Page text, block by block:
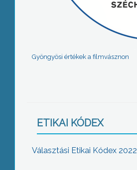
Gyöngyösi értékek a filmvásznon
ETIKAI KÓDEX
Választási Etikai Kódex 2022